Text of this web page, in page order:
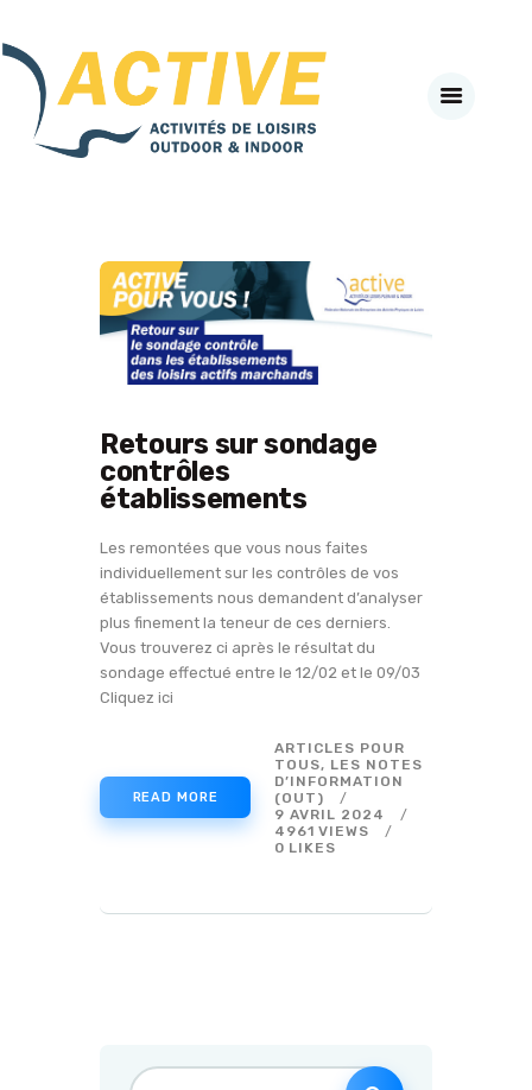
Active-Fneapl
ACTIVITÉS DE PLEIN AIR & INDOOR
ACCUEIL
LE CLUB PARTENAIRE
AGENDA
NEWS
VADEMECUM
SE CONNECTER
Retours sur sondage
contrôles
établissements
Les remontées que vous nous faites
individuellement sur les contrôles de vos
établissements nous demandent d’analyser
plus finement la teneur de ces derniers.
Vous trouverez ci après le résultat du
sondage effectué entre le 12/02 et le 09/03
Cliquez ici
READ MORE
ARTICLES POUR
TOUS, LES NOTES
D’INFORMATION
(OUT)
9 AVRIL 2024
4961 VIEWS
0 LIKES